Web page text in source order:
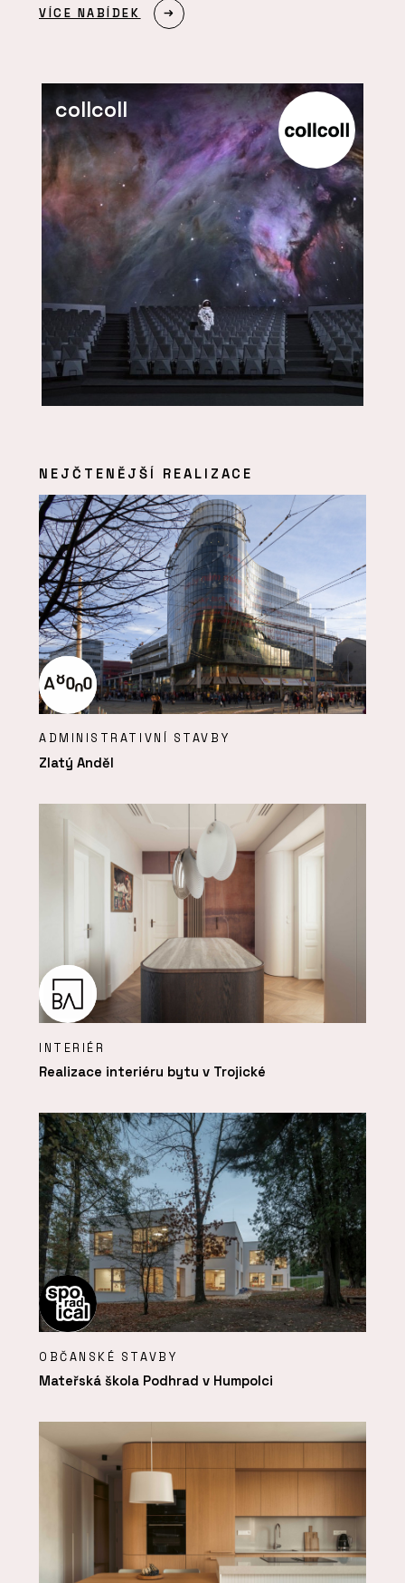
VÍCE NABÍDEK
collcoll
NEJČTENĚJŠÍ REALIZACE
ADMINISTRATIVNÍ STAVBY
Zlatý Anděl
INTERIÉR
Realizace interiéru bytu v Trojické
OBČANSKÉ STAVBY
Mateřská škola Podhrad v Humpolci